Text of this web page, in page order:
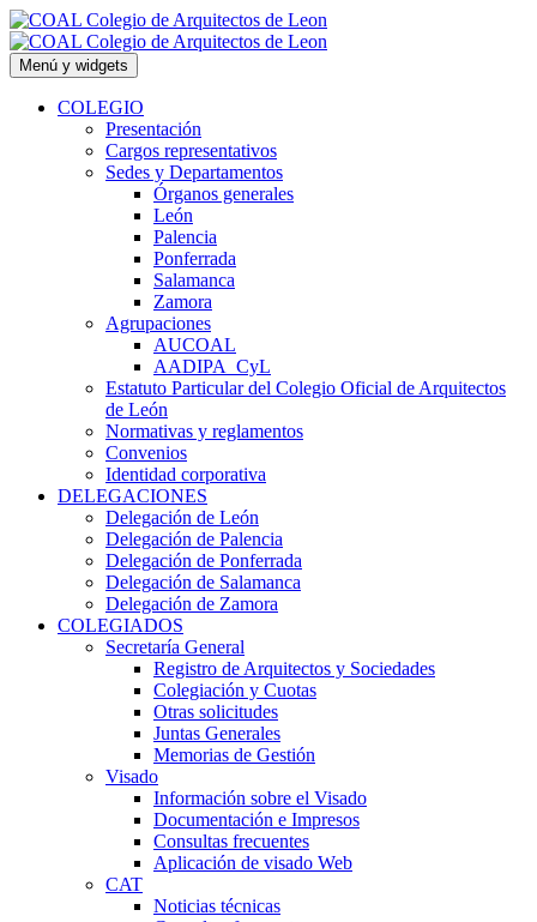
Saltar
al
contenido
Menú y widgets
COLEGIO
Presentación
Cargos representativos
Sedes y Departamentos
Órganos generales
León
Palencia
Ponferrada
Salamanca
Zamora
Agrupaciones
AUCOAL
AADIPA_CyL
Estatuto Particular del Colegio Oficial de Arquitectos
de León
Normativas y reglamentos
Convenios
Identidad corporativa
DELEGACIONES
Delegación de León
Delegación de Palencia
Delegación de Ponferrada
Delegación de Salamanca
Delegación de Zamora
COLEGIADOS
Secretaría General
Registro de Arquitectos y Sociedades
Colegiación y Cuotas
Otras solicitudes
Juntas Generales
Memorias de Gestión
Visado
Información sobre el Visado
Documentación e Impresos
Consultas frecuentes
Aplicación de visado Web
CAT
Noticias técnicas